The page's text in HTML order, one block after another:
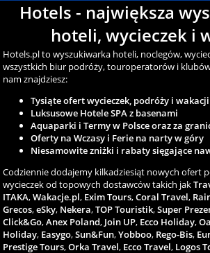
Hotels - największa
hoteli, wycieczek i
Hotels.pl to wyszukiwarka hoteli, noclegów,
wszystkich biur podróży, touroperatorów i
nam znajdziesz:
Tysiąte ofert wycieczek, podróży i wakacji
Luksusowe Hotele SPA z basenami
Aquaparki i Termy w Polsce oraz za
Oferty na Wczasy i Ferie na narty w góry
Niesamowite zniżki i rabaty sięgające
Codziennie dodajemy kilkadziesiąt nowych ofert
wycieczek od topowych dostawców takich jak
ITAKA,Wakacje.pl, Exim Tours,Coral Travel,
Grecos,eSky, Nekera,TOP Touristik,Super
Click&Go,Anex Poland, Join UP, Ecco Holiday,
Holiday, Easygo,Sun&Fun,Yobboo, Rego-Bis,
Prestige Tours,Orka Travel, Ecco Travel, Logos